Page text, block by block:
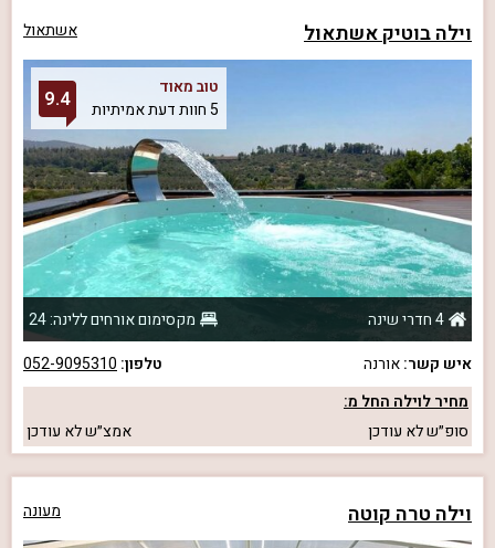
וילה בוטיק אשתאול אשתאול
טוב מאוד
5 חוות דעת אמיתיות
9.4
4 חדרי שינה
מקסימום אורחים ללינה: 24
איש קשר:אורנה טלפון: 052-9095310
מחיר לוילה החל מ:
סופ״שלא עודכן אמצ״שלא עודכן
וילה טרה קוטה מעונה